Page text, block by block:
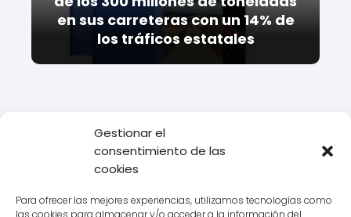
Gestionar el
consentimiento de las
cookies
Para ofrecer las mejores experiencias, utilizamos tecnologías como
las cookies para almacenar y/o acceder a la información del
en sus carreteras con un 14% de
los tráficos estatales
Empresas de transporte
Datos de
Delegación Ontime en Zaratán, Valladolid